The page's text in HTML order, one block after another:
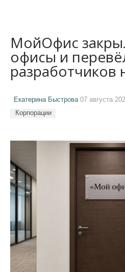
МойОфис
офисы и
разработчиков
Екатерина Быстрова07 августа
Корпорации